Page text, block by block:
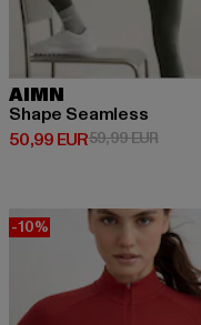
AIMN
Shape Seamless
50,99 EUR
Derzeitiger Preis: 50,99
59,99 EUR
-10%